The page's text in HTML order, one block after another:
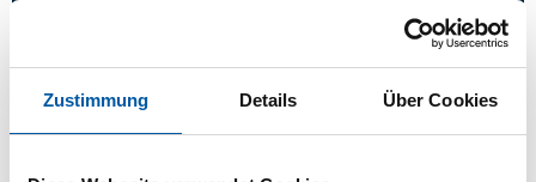
Zustimmung Details Über Cookies
Bitte einloggen zum bestellen